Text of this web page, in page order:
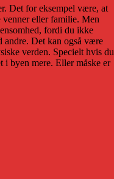
Det for eksempel være, at
venner eller familie. Men
fordi du ikke
andre. Det kan også være
verden. Specielt hvis du
i byen mere. Eller måske er